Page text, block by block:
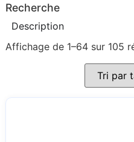
Recherche
Description
Affichage de 1–64 sur 105